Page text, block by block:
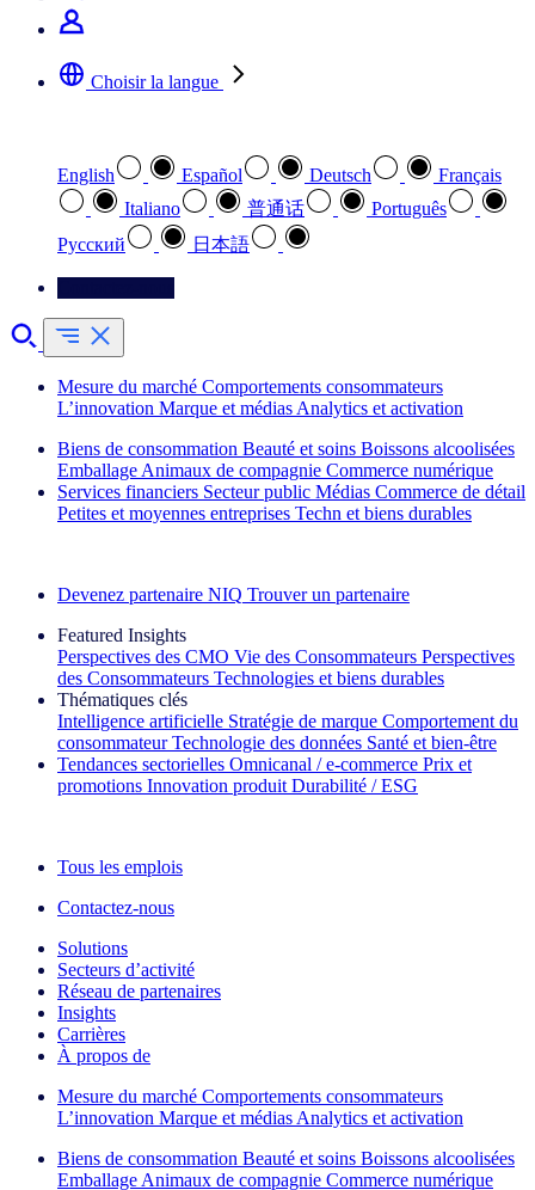
Choisir la langue
English Español Deutsch
Français
Italiano
普通话
Português
Pусский
日本語
Mesure du marché Comportements consommateurs
L’innovation Marque et médias Analytics et activation
Biens de consommation Beauté et soins Boissons alcoolisées
Emballage Animaux de compagnie Commerce numérique
Services financiers Secteur public Médias Commerce de détail
Petites et moyennes entreprises Techn et biens durables
Devenez partenaire NIQ Trouver un partenaire
Featured Insights
Perspectives des CMO Vie des Consommateurs Perspectives
des Consommateurs Technologies et biens durables
Thématiques clés
Intelligence artificielle Stratégie de marque Comportement du
consommateur Technologie des données Santé et bien‑être
Tendances sectorielles Omnicanal / e‑commerce Prix et
promotions Innovation produit Durabilité / ESG
Tous les emplois
Contactez-nous
Solutions
Secteurs d’activité
Réseau de partenaires
Insights
Carrières
À propos de
Mesure du marché Comportements consommateurs
L’innovation Marque et médias Analytics et activation
Biens de consommation Beauté et soins Boissons alcoolisées
Emballage Animaux de compagnie Commerce numérique